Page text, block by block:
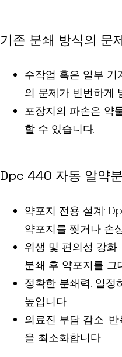
기존 분쇄 방식의 문
수작업 혹은 일부 기
의 문제가 빈번하게
포장지의 파손은 약
할 수 있습니다.
Dpc 440 자동 알약
약포지 전용 설계:
약포지를 찢거나 손
위생 및 편의성 강화
분쇄 후 약포지를 그
정확한 분쇄력: 일정
높입니다.
의료진 부담 감소:
을 최소화합니다.